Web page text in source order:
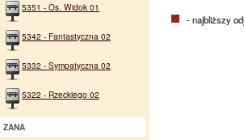
- najbliższy
5351 - Os. Widok 01
5342 - Fantastyczna 02
5332 - Sympatyczna 02
5322 - Rzeckiego 02
ZANA